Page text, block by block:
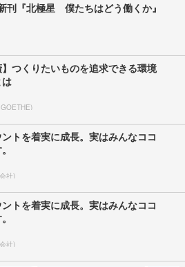
刊『北極星 僕たちはどう働くか』
】つくりたいものを追求できる環境
トを着実に成長。実はみんなココ
社)
トを着実に成長。実はみんなココ
社)